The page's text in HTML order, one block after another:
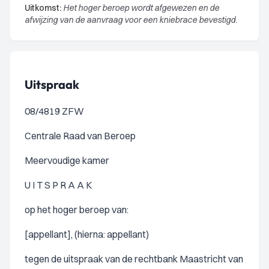
Uitkomst: Het hoger beroep wordt afgewezen en de
afwijzing van de aanvraag voor een kniebrace bevestigd.
Uitspraak
08/4819 ZFW
Centrale Raad van Beroep
Meervoudige kamer
U I T S P R A A K
op het hoger beroep van:
[appellant], (hierna: appellant)
tegen de uitspraak van de rechtbank Maastricht van